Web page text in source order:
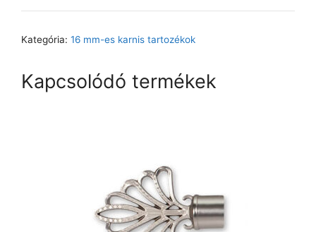
Kategória: 16 mm-es karnis tartozékok
Kapcsolódó termékek